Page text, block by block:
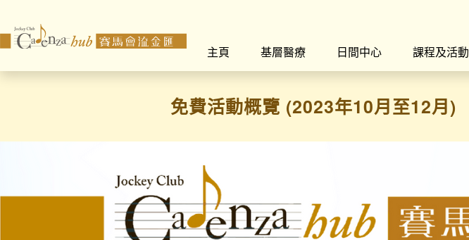
主頁
基層醫療 日間中心 課程及活動
免費活動概覽 (2023年10月至12月)